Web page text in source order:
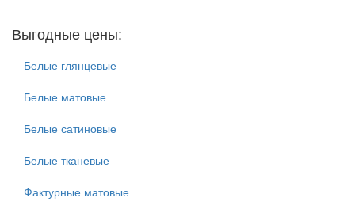
Выгодные цены:
Белые глянцевые
Белые матовые
Белые сатиновые
Белые тканевые
Фактурные матовые